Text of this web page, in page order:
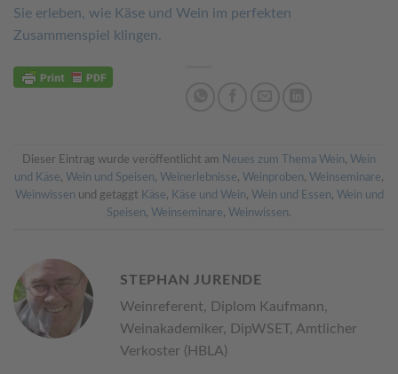
Sie erleben, wie Käse und Wein im perfekten
Zusammenspiel klingen.
Dieser Eintrag wurde veröffentlicht am Neues zum Thema Wein, Wein
und Käse, Wein und Speisen, Weinerlebnisse, Weinproben, Weinseminare,
Weinwissen und getaggt Käse, Käse und Wein, Wein und Essen, Wein und
Speisen, Weinseminare, Weinwissen.
STEPHAN JURENDE
Weinreferent, Diplom Kaufmann,
Weinakademiker, DipWSET, Amtlicher
Verkoster (HBLA)